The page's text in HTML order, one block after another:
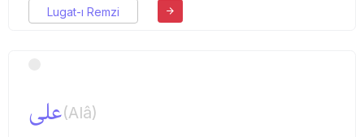
Lugat-ı Remzi
علی(Alâ)